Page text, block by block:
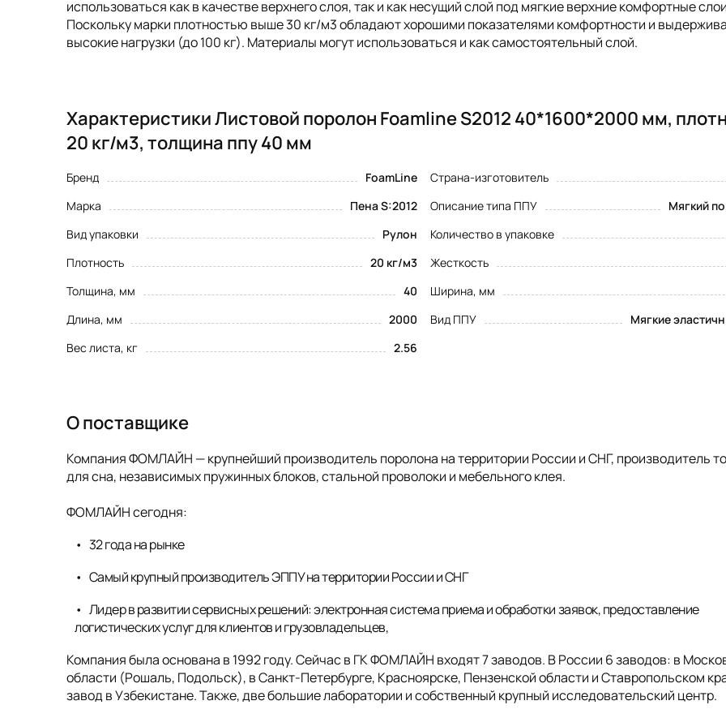
использоваться как в качестве верхнего слоя, так и как несущий слой под мягкие верхние комфортные
Поскольку марки плотностью выше 30 кг/м3 обладают хорошими показателями комфортности и
высокие нагрузки (до 100 кг). Материалы могут использоваться и как самостоятельный слой.
Характеристики Листовой поролон Foamline S2012 40*1600*2000 мм,
20 кг/м3, толщина ппу 40 мм
Бренд FoamLine
Страна-изготовитель
Марка
Пена S:2012 Описание типа ППУ
Мягкий
Вид упаковки
Рулон
Количество в упаковке
Плотность
20 кг/м3
Жесткость
Толщина, мм
40
Ширина, мм
Длина, мм
2000 Вид ППУ
Мягкие
Вес листа, кг
2.56
О поставщике
Компания ФОМЛАЙН — крупнейший производитель поролона на территории России и СНГ, производитель
для сна, независимых пружинных блоков, стальной проволоки и мебельного клея.
ФОМЛАЙН сегодня:
32 года на рынке
Самый крупный производитель ЭППУ на территории России и СНГ
Лидер в развитии сервисных решений: электронная система приема и обработки заявок, предоставление
логистических услуг для клиентов и грузовладельцев,
Компания была основана в 1992 году. Сейчас в ГК ФОМЛАЙН входят 7 заводов. В России 6 заводов: в
области (Рошаль, Подольск), в Санкт-Петербурге, Красноярске, Пензенской области и Ставропольском
завод в Узбекистане. Также, две большие лаборатории и собственный крупный исследовательский центр.